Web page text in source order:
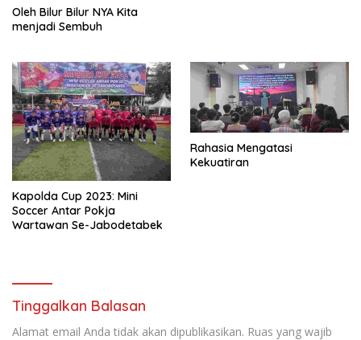
Oleh Bilur Bilur NYA Kita
menjadi Sembuh
Kapolda Cup 2023: Mini
Soccer Antar Pokja
Wartawan Se-Jabodetabek
Rahasia Mengatasi
Kekuatiran
Tinggalkan Balasan
Alamat email Anda tidak akan dipublikasikan. Ruas yang wajib